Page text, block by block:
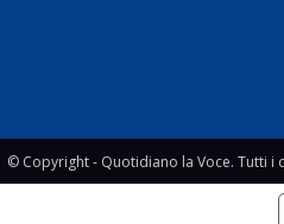
© Copyright - Quotidiano la Voce. Tutti i